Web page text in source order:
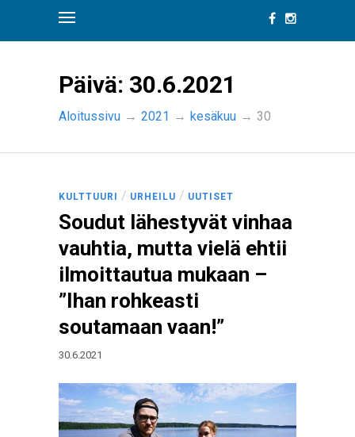
Päivä: 30.6.2021
Aloitussivu → 2021 → kesäkuu → 30
KULTTUURI / URHEILU / UUTISET
Soudut lähestyvät vinhaa
vauhtia, mutta vielä ehtii
ilmoittautua mukaan –
”Ihan rohkeasti
soutamaan vaan!”
30.6.2021